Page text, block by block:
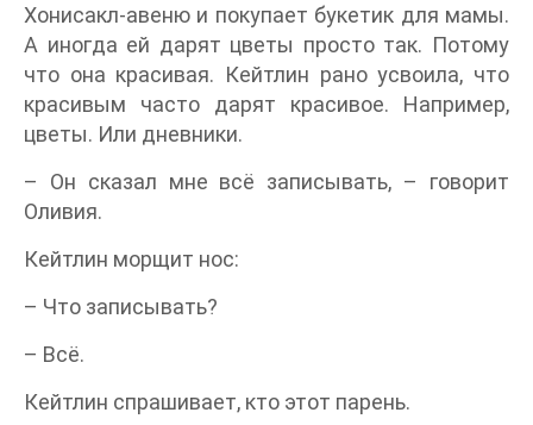
Хонисакл-авеню и покупает букетик для мамы.
А иногда ей дарят цветы просто так. Потому
что она красивая. Кейтлин рано усвоила, что
красивым часто дарят красивое. Например,
цветы. Или дневники.
– Он сказал мне всё записывать, – говорит
Оливия.
Кейтлин морщит нос:
– Что записывать?
– Всё.
Кейтлин спрашивает, кто этот парень.